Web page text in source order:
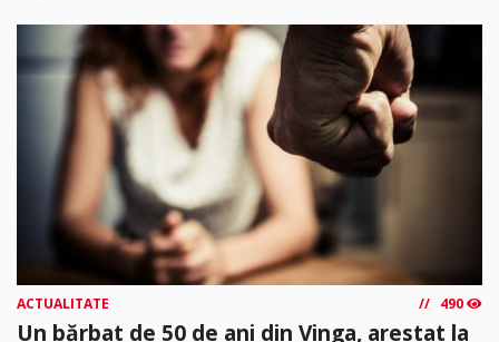
ACTUALITATE 490
Un bărbat de 50 de ani din Vinga, arestat la